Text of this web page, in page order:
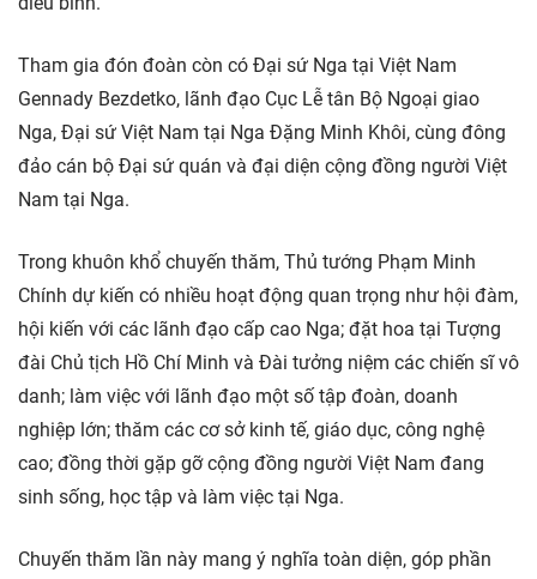
Tham gia đón đoàn còn có Đại sứ Nga tại Việt Nam
Gennady Bezdetko, lãnh đạo Cục Lễ tân Bộ Ngoại giao
Nga, Đại sứ Việt Nam tại Nga Đặng Minh Khôi, cùng đông
đảo cán bộ Đại sứ quán và đại diện cộng đồng người Việt
Nam tại Nga.
Trong khuôn khổ chuyến thăm, Thủ tướng Phạm Minh
Chính dự kiến có nhiều hoạt động quan trọng như hội đàm,
hội kiến với các lãnh đạo cấp cao Nga; đặt hoa tại Tượng
đài Chủ tịch Hồ Chí Minh và Đài tưởng niệm các chiến sĩ vô
danh; làm việc với lãnh đạo một số tập đoàn, doanh
nghiệp lớn; thăm các cơ sở kinh tế, giáo dục, công nghệ
cao; đồng thời gặp gỡ cộng đồng người Việt Nam đang
sinh sống, học tập và làm việc tại Nga.
Chuyến thăm lần này mang ý nghĩa toàn diện, góp phần